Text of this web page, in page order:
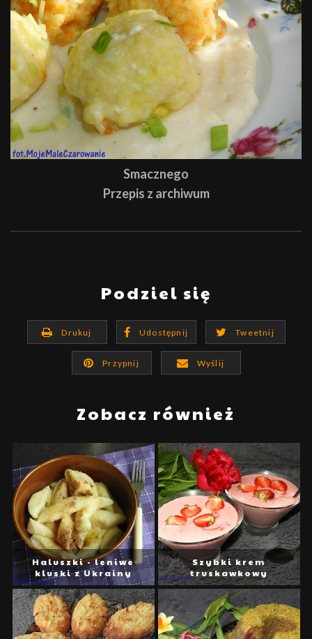
Smacznego
Przepis z archiwum
Podziel się
Drukuj Udostępnij Tweetnij
Przypnij Wyślij
Zobacz również
Haluszki - leniwe
kluski z Ukrainy
Szybki krem
truskawkowy